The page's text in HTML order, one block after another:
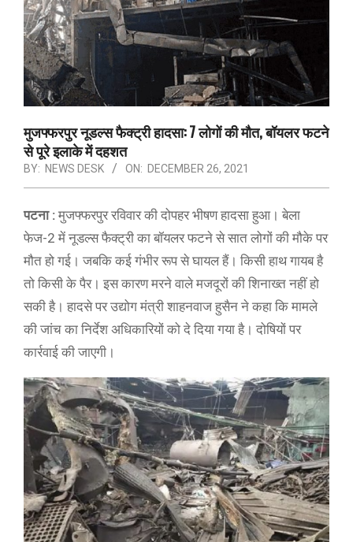
मुजफ्फरपुर नूडल्स फैक्ट्री हादसा: 7 लोगों की मौत, बॉयलर फटने
से पूरे इलाके में दहशत
BY: NEWS DESK ON: DECEMBER 26, 2021
पटना : मुजफ्फरपुर रविवार की दोपहर भीषण हादसा हुआ। बेला
फेज-2 में नूडल्स फैक्ट्री का बॉयलर फटने से सात लोगों की मौके पर
मौत हो गई। जबकि कई गंभीर रूप से घायल हैं। किसी हाथ गायब है
तो किसी के पैर। इस कारण मरने वाले मजदूरों की शिनाख्त नहीं हो
सकी है। हादसे पर उद्योग मंत्री शाहनवाज हुसैन ने कहा कि मामले
की जांच का निर्देश अधिकारियों को दे दिया गया है। दोषियों पर
कार्रवाई की जाएगी।